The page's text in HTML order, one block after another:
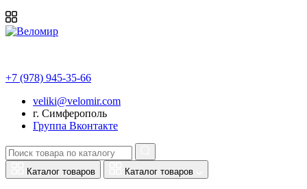
+7 (978) 945-35-66
veliki@velomir.com
г. Симферополь
Группа Вконтакте
Каталог товаров Каталог товаров